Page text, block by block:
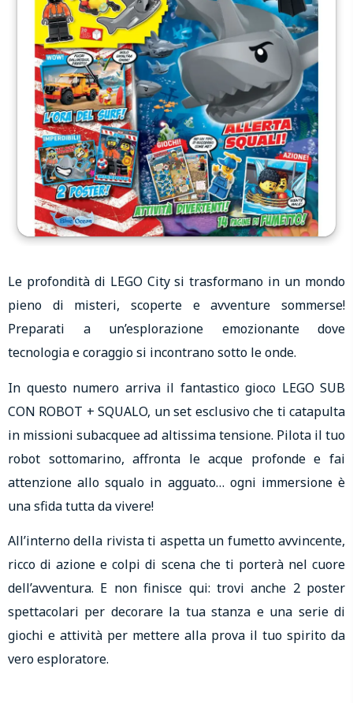
Le profondità di LEGO City si trasformano in un mondo
pieno di misteri, scoperte e avventure sommerse!
Preparati a un’esplorazione emozionante dove
tecnologia e coraggio si incontrano sotto le onde.
In questo numero arriva il fantastico gioco LEGO SUB
CON ROBOT + SQUALO, un set esclusivo che ti catapulta
in missioni subacquee ad altissima tensione. Pilota il tuo
robot sottomarino, affronta le acque profonde e fai
attenzione allo squalo in agguato… ogni immersione è
una sfida tutta da vivere!
All’interno della rivista ti aspetta un fumetto avvincente,
ricco di azione e colpi di scena che ti porterà nel cuore
dell’avventura. E non finisce qui: trovi anche 2 poster
spettacolari per decorare la tua stanza e una serie di
giochi e attività per mettere alla prova il tuo spirito da
vero esploratore.